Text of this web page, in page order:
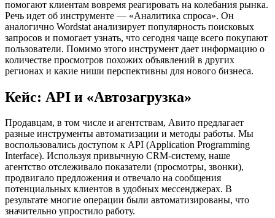
помогают клиентам вовремя реагировать на колебания рынка.
Речь идет об инструменте — «Аналитика спроса». Он
аналогично Wordstat анализирует популярность поисковых
запросов и помогает узнать, что сегодня чаще всего покупают
пользователи. Помимо этого инструмент дает информацию о
количестве просмотров похожих объявлений в других
регионах и какие ниши перспективны для нового бизнеса.
Кейс: API и «Автозагрузка»
Продавцам, в том числе и агентствам, Авито предлагает
разные инструменты автоматизации и методы работы. Мы
воспользовались доступом к API (Application Programming
Interface). Используя привычную CRM-систему, наше
агентство отслеживало показатели (просмотры, звонки),
продвигало предложения и отвечало на сообщения
потенциальных клиентов в удобных мессенджерах. В
результате многие операции были автоматизированы, что
значительно упростило работу.